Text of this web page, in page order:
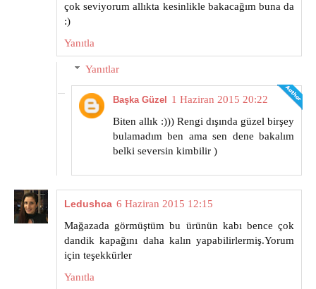
çok seviyorum allıkta kesinlikle bakacağım buna da
:)
Yanıtla
Yanıtlar
Başka Güzel
1 Haziran 2015 20:22
Biten allık :))) Rengi dışında güzel birşey
bulamadım ben ama sen dene bakalım
belki seversin kimbilir )
Ledushca 6 Haziran 2015 12:15
Mağazada görmüştüm bu ürünün kabı bence çok
dandik kapağını daha kalın yapabilirlermiş.Yorum
için teşekkürler
Yanıtla